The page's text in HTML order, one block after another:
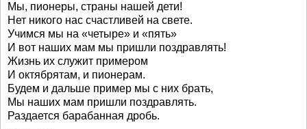
Мы, пионеры, страны нашей дети!
Нет никого нас счастливей на свете.
Учимся мы на «четыре» и «пять»
И вот наших мам мы пришли поздравлять!
Жизнь их служит примером
И октябрятам, и пионерам.
Будем и дальше пример мы с них брать,
Мы наших мам пришли поздравлять.
Раздается барабанная дробь.